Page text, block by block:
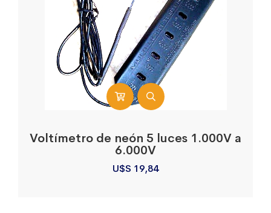
Voltímetro de neón 5 luces 1.000V a
6.000V
U$S 19,84